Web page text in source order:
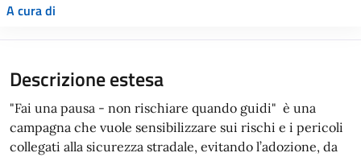
A cura di
Descrizione estesa
"Fai una pausa - non rischiare quando guidi" è una
campagna che vuole sensibilizzare sui rischi e i pericoli
collegati alla sicurezza stradale, evitando l’adozione, da